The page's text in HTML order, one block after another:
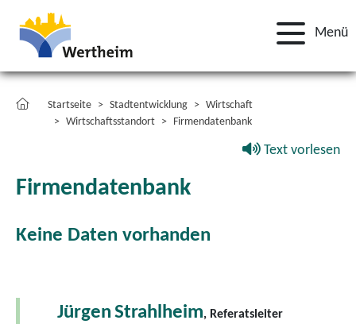
Menü
Startseite Stadtentwicklung
Wirtschaft
Wirtschaftsstandort
Firmendatenbank
Text vorlesen
Firmendatenbank
Keine Daten vorhanden
JürgenStrahlheim, Referatsleiter